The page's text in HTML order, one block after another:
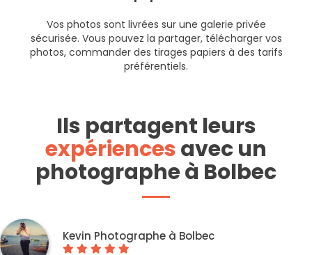
Vos photos sont livrées sur une galerie privée
sécurisée. Vous pouvez la partager, télécharger vos
photos, commander des tirages papiers à des tarifs
préférentiels.
Ils partagent leurs
expériencesavec un
photographe à Bolbec
Kevin Photographe à Bolbec